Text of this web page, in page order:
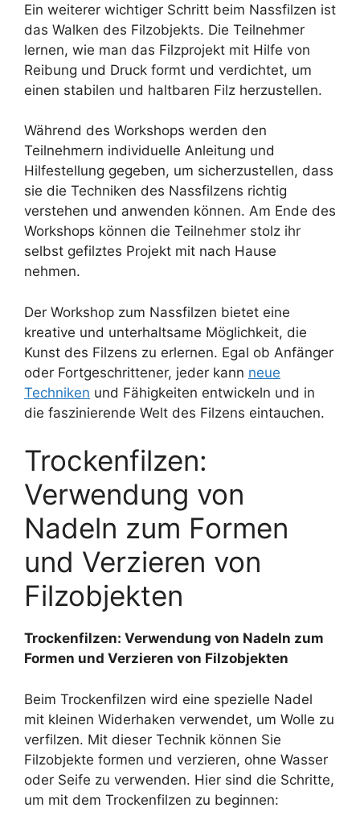
Ein weiterer wichtiger Schritt beim Nassfilzen ist
das Walken des Filzobjekts. Die Teilnehmer
lernen, wie man das Filzprojekt mit Hilfe von
Reibung und Druck formt und verdichtet, um
einen stabilen und haltbaren Filz herzustellen.
Während des Workshops werden den
Teilnehmern individuelle Anleitung und
Hilfestellung gegeben, um sicherzustellen, dass
sie die Techniken des Nassfilzens richtig
verstehen und anwenden können. Am Ende des
Workshops können die Teilnehmer stolz ihr
selbst gefilztes Projekt mit nach Hause
nehmen.
Der Workshop zum Nassfilzen bietet eine
kreative und unterhaltsame Möglichkeit, die
Kunst des Filzens zu erlernen. Egal ob Anfänger
oder Fortgeschrittener, jeder kann neue
Techniken und Fähigkeiten entwickeln und in
die faszinierende Welt des Filzens eintauchen.
Trockenfilzen:
Verwendung von
Nadeln zum Formen
und Verzieren von
Filzobjekten
Trockenfilzen: Verwendung von Nadeln zum
Formen und Verzieren von Filzobjekten
Beim Trockenfilzen wird eine spezielle Nadel
mit kleinen Widerhaken verwendet, um Wolle zu
verfilzen. Mit dieser Technik können Sie
Filzobjekte formen und verzieren, ohne Wasser
oder Seife zu verwenden. Hier sind die Schritte,
um mit dem Trockenfilzen zu beginnen: